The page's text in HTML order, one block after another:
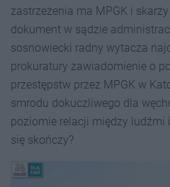
zastrzeżenia ma MPGK i
dokument w sądzie
sosnowiecki radny wytacza
prokuratury zawiadomienie o
przestępstw przez MPGK w
smrodu dokuczliwego dla
poziomie relacji między
się skończy?